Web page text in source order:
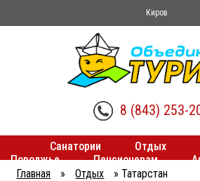
Киров
8 (843) 253-
Санатории Отдых
Поволжье
Пенсионерам
туров
Трансферы
Главная » Отдых »Татарстан